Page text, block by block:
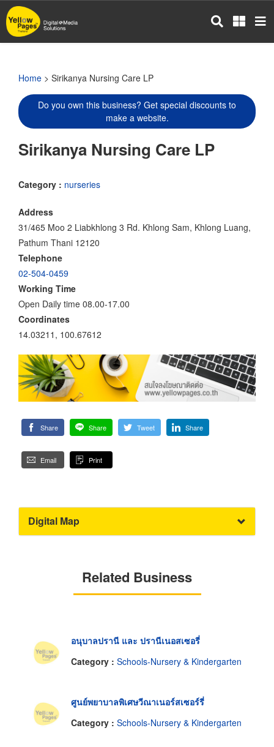
Skip
to
main
Home > Sirikanya Nursing Care LP
Do you own this business? Get special discounts to
make a website.
Sirikanya Nursing Care LP
Category : nurseries
Address
31/465 Moo 2 Liabkhlong 3 Rd. Khlong Sam, Khlong Luang,
Pathum Thani 12120
Telephone
02-504-0459
Working Time
Open Daily time 08.00-17.00
Coordinates
14.03211, 100.67612
Share Share Tweet Share
Email Print
Digital Map
Related Business
อนุบาลปรานี และ ปรานีเนอสเซอรี่
Category : Schools-Nursery & Kindergarten
ศูนย์พยาบาลพิเศษวีณาเนอร์สเซอร์รี่
Category : Schools-Nursery & Kindergarten